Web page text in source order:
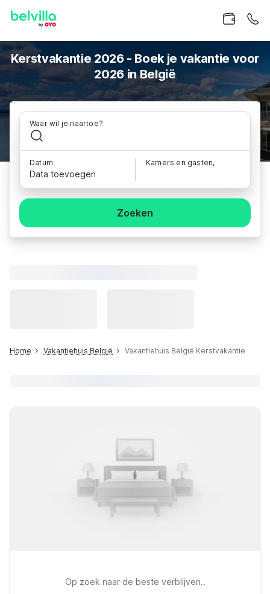
Kerstvakantie 2026 - Boek je vakantie voor
2026 in België
Waar wil je naartoe?
Datum
Data toevoegen
Kamers en gasten,
Zoeken
Home Vakantiehuis België Vakantiehuis België Kerstvakantie
Op zoek naar de beste verblijven..